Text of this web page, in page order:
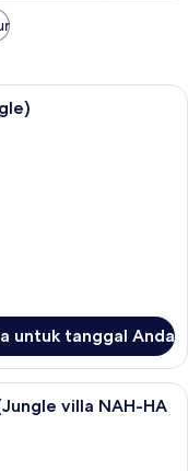
(Eco Casita in the
untuk tanggal Anda
kolam renang
villa NAH-HA